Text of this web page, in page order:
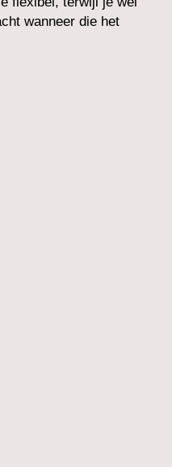
wanneer die het